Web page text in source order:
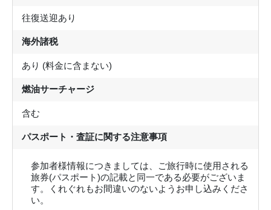
往復送迎あり
海外諸税
あり (料金に含まない)
燃油サーチャージ
含む
パスポート・査証に関する注意事項
参加者様情報につきましては、ご旅行時に使用される
旅券(パスポート)の記載と同一である必要がございま
す。くれぐれもお間違いのないようお申し込みくださ
い。